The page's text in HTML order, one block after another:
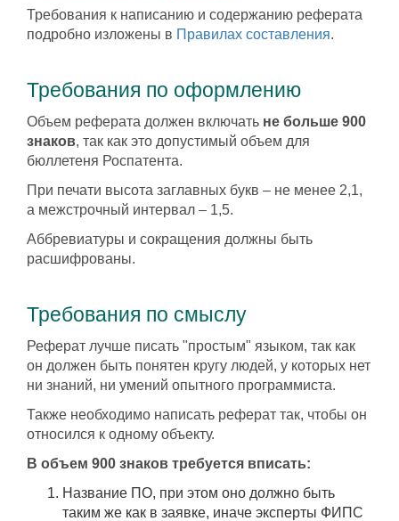
Требования к написанию и содержанию реферата
подробно изложены в Правилах составления.
Требования по оформлению
Объем реферата должен включать не больше 900
знаков, так как это допустимый объем для
бюллетеня Роспатента.
При печати высота заглавных букв – не менее 2,1,
а межстрочный интервал – 1,5.
Аббревиатуры и сокращения должны быть
расшифрованы.
Требования по смыслу
Реферат лучше писать "простым" языком, так как
он должен быть понятен кругу людей, у которых нет
ни знаний, ни умений опытного программиста.
Также необходимо написать реферат так, чтобы он
относился к одному объекту.
В объем 900 знаков требуется вписать:
Название ПО, при этом оно должно быть
таким же как в заявке, иначе эксперты ФИПС